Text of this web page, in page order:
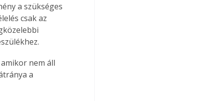
a szükséges
csak az
nem áll
a